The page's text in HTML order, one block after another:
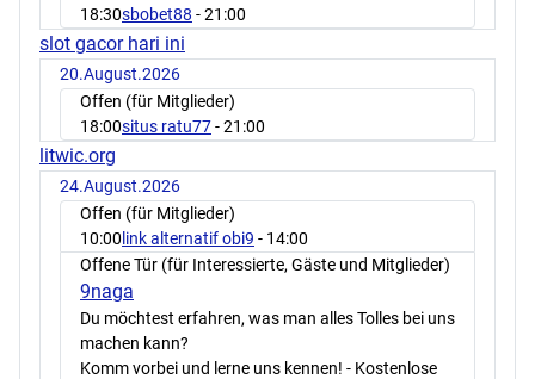
18:30sbobet88 - 21:00
slot gacor hari ini
20.August.2026
Offen (für Mitglieder)
18:00situs ratu77- 21:00
litwic.org
24.August.2026
Offen (für Mitglieder)
10:00 link alternatif obi9 - 14:00
Offene Tür (für Interessierte, Gäste und Mitglieder)
9naga
Du möchtest erfahren, was man alles Tolles bei uns
machen kann?
Komm vorbei und lerne uns kennen! - Kostenlose